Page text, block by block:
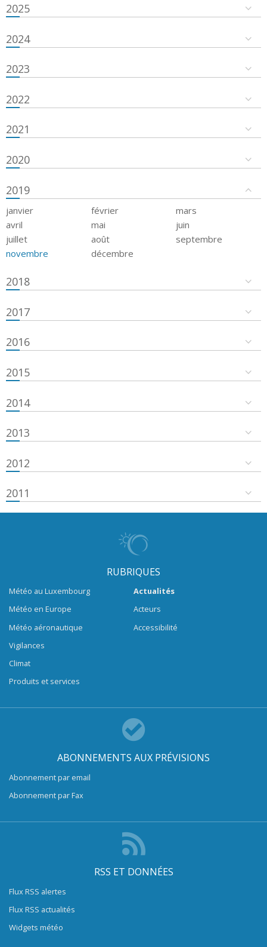
2025
2024
2023
2022
2021
2020
2019
janvier février
mars
avril
mai
juin
juillet
août
septembre
novembre
décembre
2018
2017
2016
2015
2014
2013
2012
2011
RUBRIQUES
Météo au Luxembourg
Météo en Europe
Météo aéronautique
Vigilances
Climat
Produits et services
Actualités
Acteurs
Accessibilité
ABONNEMENTS AUX PRÉVISIONS
Abonnement par email
Abonnement par Fax
RSS ET DONNÉES
Flux RSS alertes
Flux RSS actualités
Widgets météo